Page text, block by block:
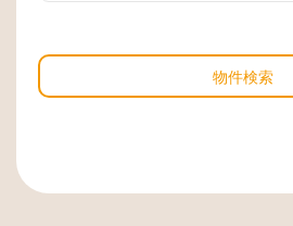
物件検索